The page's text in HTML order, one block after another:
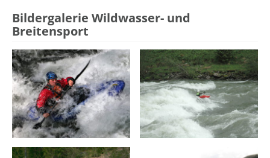
Bildergalerie Wildwasser- und
Breitensport